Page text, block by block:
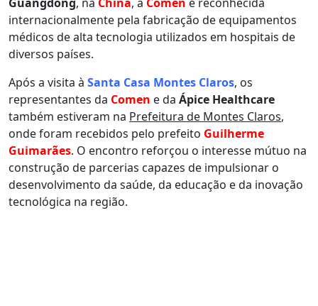
internacionalmente pela fabricação de equipamentos
médicos de alta tecnologia utilizados em hospitais de
diversos países.
Após a visita à Santa Casa Montes Claros, os
representantes da Comen e da Ápice Healthcare
também estiveram na Prefeitura de Montes Claros,
onde foram recebidos pelo prefeito Guilherme
Guimarães. O encontro reforçou o interesse mútuo na
construção de parcerias capazes de impulsionar o
desenvolvimento da saúde, da educação e da inovação
tecnológica na região.